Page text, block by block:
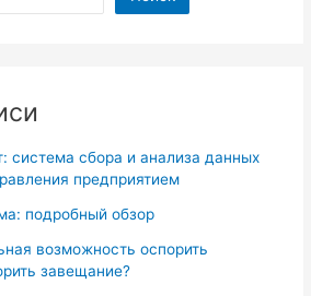
система сбора и анализа данных
предприятием
подробный обзор
возможность оспорить
завещание?